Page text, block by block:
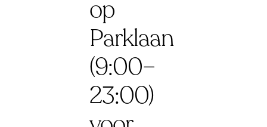
op
Parklaan
(9:00–
23:00)